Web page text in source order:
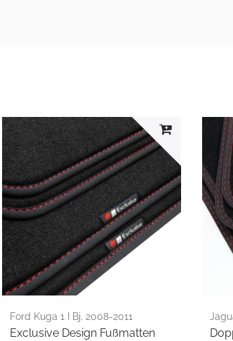
Ford Kuga 1 I Bj. 2008-2011
Exclusive Design Fußmatten